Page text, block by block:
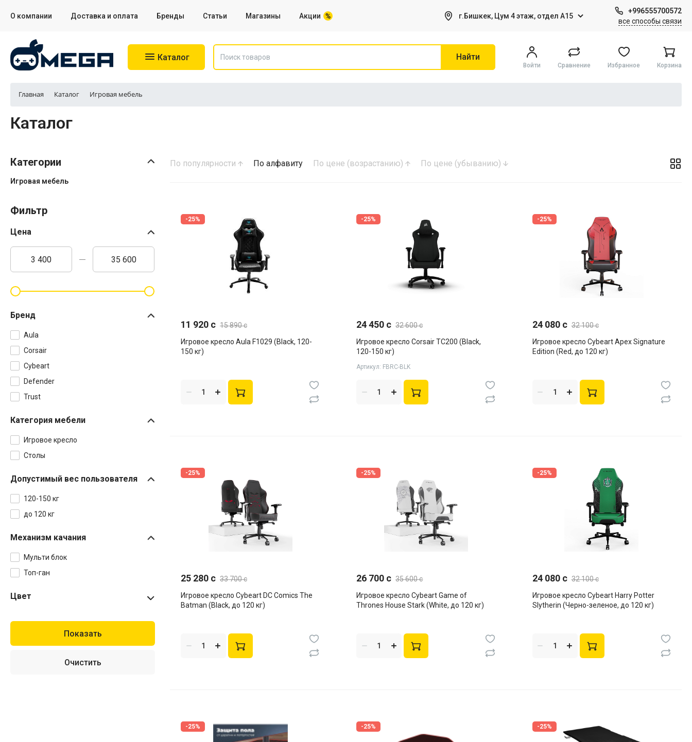
О компании Доставка и оплата Бренды Статьи Магазины Акции г.Бишкек, Цум 4 этаж, отдел А15
+996555700572
все способы связи
Каталог
Принтеры и все для них Цифровые товары (Подписки PSN, Xbox, Steam, ПК)
Найти
Войти Сравнение Избранное Корзина
Главная Каталог Игровая мебель
Каталог
Категории
Игровая мебель
Фильтр
Цена
Бренд
Aula
Corsair
Cybeart
Defender
Trust
Категория мебели
Игровое кресло
Столы
Допустимый вес пользователя
120-150 кг
до 120 кг
Механизм качания
Мульти блок
Топ-ган
Цвет
Red
Черно-зеленое
По популярности По алфавиту По цене (возрастанию) По цене (убыванию)
-25%
11 920 c 15 890 c
Игровое кресло Aula F1029 (Black, 120-
150 кг)
-25%
24 450 c 32 600 c
Игровое кресло Corsair TC200 (Black,
120-150 кг)
Артикул: FBRC-BLK
-25%
24 080 c 32 100 c
Игровое кресло Cybeart Apex Signature
Edition (Red, до 120 кг)
-25%
25 280 c 33 700 c
Игровое кресло Cybeart DC Comics The
Batman (Black, до 120 кг)
-25%
26 700 c 35 600 c
Игровое кресло Cybeart Game of
Thrones House Stark (White, до 120 кг)
-25%
24 080 c 32 100 c
Игровое кресло Cybeart Harry Potter
Slytherin (Черно-зеленое, до 120 кг)
-25% -25% -25%